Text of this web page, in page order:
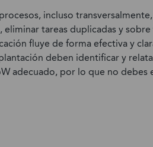
incluso
tareas duplicadas y
fluye de forma efectiva y
deben identificar y
adecuado, por lo que no debes